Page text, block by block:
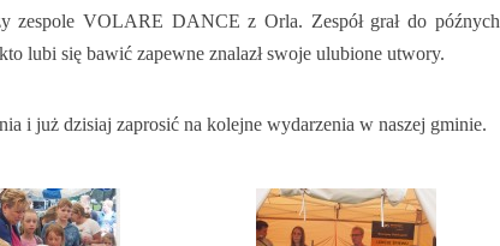
zespole VOLARE DANCE z Orla. Zespół grał do późnych
lubi się bawić zapewne znalazł swoje ulubione utwory.
i już dzisiaj zaprosić na kolejne wydarzenia w naszej gminie.